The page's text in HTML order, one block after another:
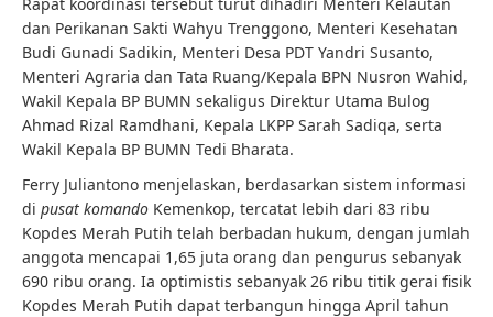
dan Perikanan Sakti Wahyu Trenggono, Menteri Kesehatan
Budi Gunadi Sadikin, Menteri Desa PDT Yandri Susanto,
Menteri Agraria dan Tata Ruang/Kepala BPN Nusron Wahid,
Wakil Kepala BP BUMN sekaligus Direktur Utama Bulog
Ahmad Rizal Ramdhani, Kepala LKPP Sarah Sadiqa, serta
Wakil Kepala BP BUMN Tedi Bharata.
Ferry Juliantono menjelaskan, berdasarkan sistem informasi
di pusat komando Kemenkop, tercatat lebih dari 83 ribu
Kopdes Merah Putih telah berbadan hukum, dengan jumlah
anggota mencapai 1,65 juta orang dan pengurus sebanyak
690 ribu orang. Ia optimistis sebanyak 26 ribu titik gerai fisik
Kopdes Merah Putih dapat terbangun hingga April tahun